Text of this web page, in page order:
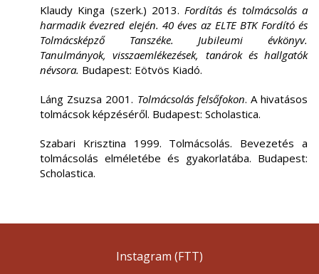
Klaudy Kinga (szerk.) 2013.Fordítás és tolmácsolás a
harmadik évezred elején. 40 éves az ELTE BTK Fordító és
Tolmácsképző Tanszéke. Jubileumi évkönyv.
Tanulmányok, visszaemlékezések, tanárok és hallgatók
névsora. Budapest: Eötvös Kiadó.
Láng Zsuzsa 2001. Tolmácsolás felsőfokon. A hivatásos
tolmácsok képzéséről. Budapest: Scholastica.
Szabari Krisztina 1999. Tolmácsolás. Bevezetés a
tolmácsolás elméletébe és gyakorlatába. Budapest:
Scholastica.
Instagram (FTT)